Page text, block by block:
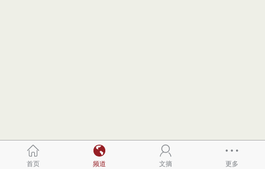
首页 频道 文摘 更多